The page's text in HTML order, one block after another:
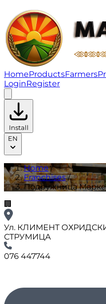
Подружница Маркет
HomeProductsFarmers
LoginRegister
Install
EN
Home/
Franchises/
Подружница
🏢
Ул. КЛИМЕНТ
СТРУМИЦА
076 447744